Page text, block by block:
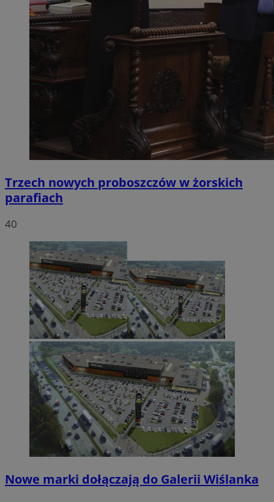
Trzech nowych proboszczów w żorskich
parafiach
40
Nowe marki dołączają do Galerii Wiślanka